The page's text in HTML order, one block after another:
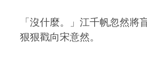
「沒什麼。」江千帆忽然將
狠狠戳向宋意然。